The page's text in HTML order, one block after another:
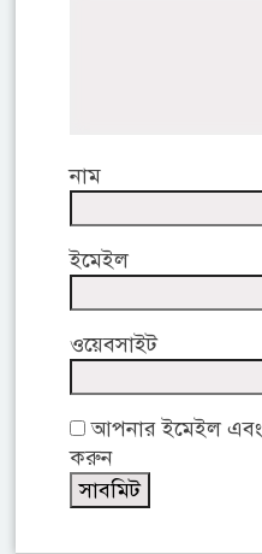
নাম
ইমেইল
ওয়েবসাইট
আপনার ইমেইল এবং
করুন